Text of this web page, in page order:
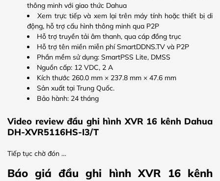
thông minh với giao thức Dahua
Xem trực tiếp và xem lại trên máy tính hoặc thiết bị di
động, hỗ trợ cấu hình thông minh qua P2P
Hỗ trợ truyền tải âm thanh, qua cáp đồng trục
Hỗ trợ tên miền miễn phí SmartDDNS.TV và P2P
Phần mềm sử dụng: SmartPSS Lite, DMSS
Nguồn cấp: 12 VDC, 2 A
Kích thước 260.0 mm × 237.8 mm × 47.6 mm
Sản xuất tại Trung Quốc.
Bảo hành: 24 tháng
Video review đầu ghi hình XVR 16 kênh Dahua
DH-XVR5116HS-I3/T
Tiếp tục chờ đón …
Báo giá đầu ghi hình XVR 16 kênh